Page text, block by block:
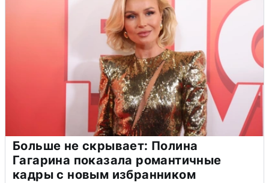
Больше не скрывает: Полина
Гагарина показала романтичные
кадры с новым избранником